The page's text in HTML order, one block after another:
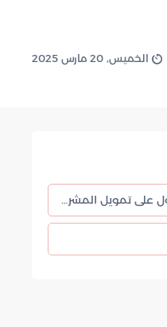
الخميس, 20 مارس 2025
المعلومات اللازمة للحصول على تمويل المشروع